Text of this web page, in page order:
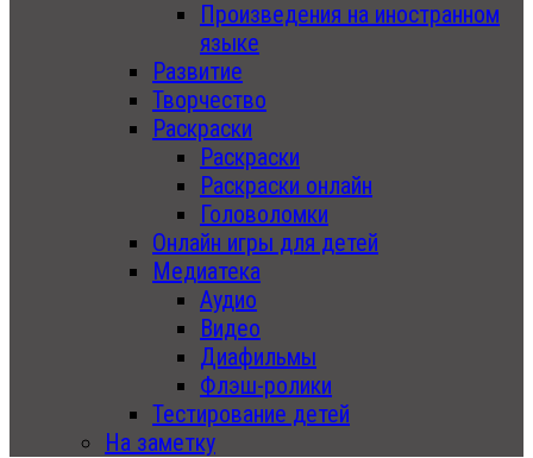
Произведения на иностранном
языке
Развитие
Творчество
Раскраски
Раскраски
Раскраски онлайн
Головоломки
Онлайн игры для детей
Медиатека
Аудио
Видео
Диафильмы
Флэш-ролики
Тестирование детей
На заметку